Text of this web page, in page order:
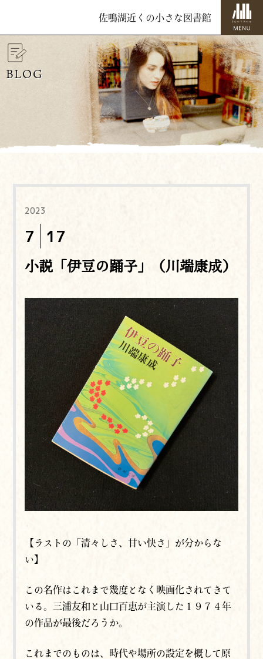
佐鳴湖近くの小さな図書館
BLOG
2023
7 17
小説「伊豆の踊子」（川端康成）
【ラストの「清々しさ、甘い快さ」が分からな
い】
この名作はこれまで幾度となく映画化されてきて
いる。三浦友和と山口百恵が主演した１９７４年
の作品が最後だろうか。
これまでのものは、時代や場所の設定を概して原